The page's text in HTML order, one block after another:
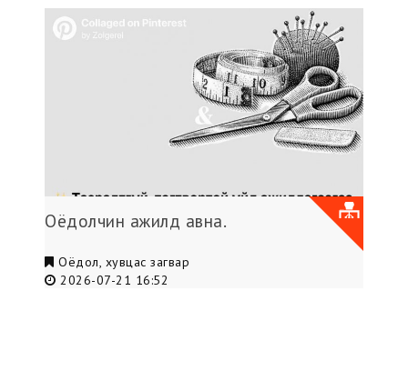
Оёдолчин ажилд авна.
Оёдол, хувцас загвар
2026-07-21 16:52